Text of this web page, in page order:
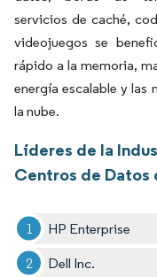
servicios de caché,
videojuegos se
rápido a la memoria,
energía escalable y las
la nube.
Líderes de la
Centros de Datos
HP Enterprise
Dell Inc.